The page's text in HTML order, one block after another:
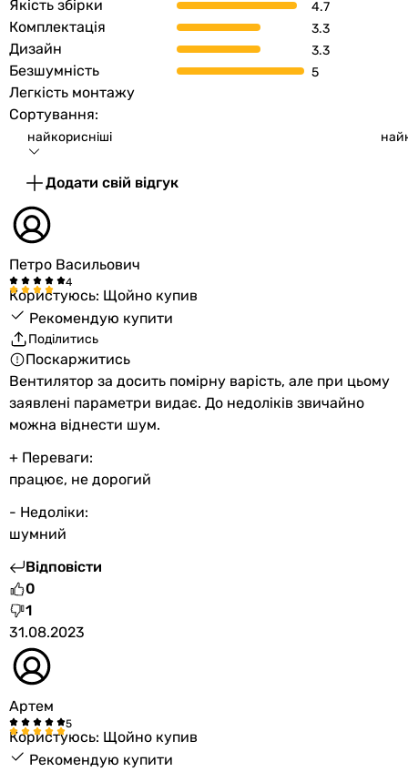
Ширина в
упаковці
105 мм
Висота в
упаковці
Глибина в
упаковці
Вага в упаковці
Гарантія
Гарантія 24 міс.
Побачили помилку в описі або характеристиках?
Повідомте нам про це!
Повідомити про помилку
Характеристики, комплектація та фотографії Домовент 100 С
виробником без повідомлення. Магазин не несе
відповідальності за зміни, внесені виробником.
Якість збірки
Комплектація
Дизайн
Безшумність
Легкість монтажу
Сортування:
найкорисніші
Додати свій відгук
Петро Васильович
Користуюсь: Щойно купив
Рекомендую купити
Поділитись
Поскаржитись
Вентилятор за досить помірну варість, але при цьому
заявлені параметри видає. До недоліків звичайно
можна віднести шум.
+ Переваги:
працює, не дорогий
- Недоліки:
шумний
Відповісти
0
1
31.08.2023
Артем
Користуюсь: Щойно купив
Рекомендую купити